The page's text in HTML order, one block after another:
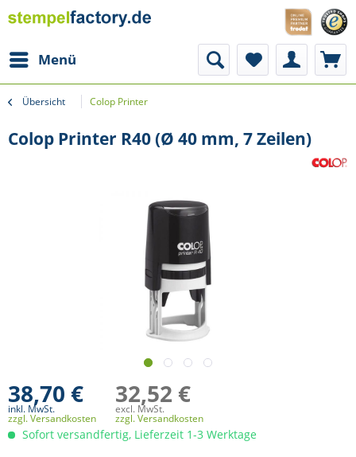
Menü
Übersicht Colop Printer
Colop Printer R40 (Ø 40 mm, 7 Zeilen)
38,70 €
inkl. MwSt.
zzgl. Versandkosten
32,52 €
excl. MwSt.
zzgl. Versandkosten
Sofort versandfertig, Lieferzeit 1-3 Werktage